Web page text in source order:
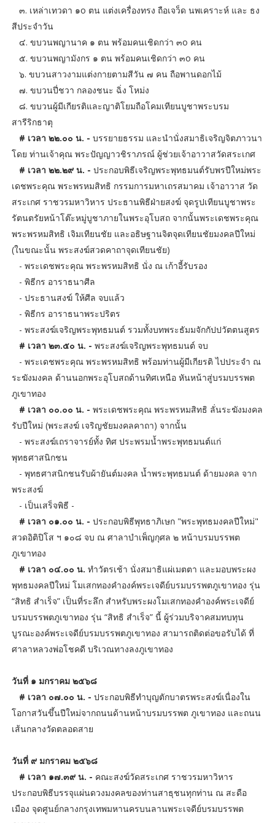
๓. เหล่าเทวดา ๑o ตน แต่งเครื่องทรง ถือเจว็ด นพเคราะห์ และ ธง
สีประจำวัน
๔. ขบวนพญานาค ๑ ตน พร้อมคนเชิดกว่า ๓o คน
๕. ขบวนพญามังกร ๑ ตน พร้อมคนเชิดกว่า ๓o คน
๖. ขบวนสาวงามแต่งกายตามสีวัน ๗ คน ถือพานดอกไม้
๗. ขบวนปี่ชวา กลองชนะ ฉิ่ง โหม่ง
๘. ขบวนผู้มีเกียรติและญาติโยมถือโคมเทียนบูชาพระบรม
สารีริกธาตุ
# เวลา ๒๒.๐๐ น. - บรรยายธรรม และนำนั่งสมาธิเจริญจิตภาวนา
โดย ท่านเจ้าคุณ พระปัญญาวชิราภรณ์ ผู้ช่วยเจ้าอาวาสวัดสระเกศ
# เวลา ๒๒.๒๙ น. - ประกอบพิธีเจริญพระพุทธมนต์รับพรปีใหม่พระ
เดชพระคุณ พระพรหมสิทธิ กรรมการมหาเถรสมาคม เจ้าอาวาส วัด
สระเกศ ราชวรมหาวิหาร ประธานพิธีฝ่ายสงฆ์ จุดรูปเทียนบูชาพระ
รัตนตรัยหน้าโต๊ะหมู่บูชาภายในพระอุโบสถ จากนั้นพระเดชพระคุณ
พระพรหมสิทธิ เจิมเทียนชัย และอธิษฐานจิตจุดเทียนชัยมงคลปีใหม่
(ในขณะนั้น พระสงฆ์สวดคาถาจุดเทียนชัย)
- พระเดชพระคุณ พระพรหมสิทธิ นั่ง ณ เก้าอี้รับรอง
- พิธีกร อาราธนาศีล
- ประธานสงฆ์ ให้ศีล จบแล้ว
- พิธีกร อาราธนาพระปริตร
- พระสงฆ์เจริญพระพุทธมนต์ รวมทั้งบทพระธัมมจักกัปปวัตตนสูตร
# เวลา ๒๓.๕๐ น. - พระสงฆ์เจริญพระพุทธมนต์ จบ
- พระเดชพระคุณ พระพรหมสิทธิ พร้อมท่านผู้มีเกียรติ ไปประจำ ณ
ระฆังมงคล ด้านนอกพระอุโบสถด้านทิศเหนือ หันหน้าสู่บรมบรรพต
ภูเขาทอง
# เวลา ๐๐.๐๐ น. - พระเดชพระคุณ พระพรหมสิทธิ ลั่นระฆังมงคล
รับปีใหม่ (พระสงฆ์ เจริญชัยมงคลคาถา) จากนั้น
- พระสงฆ์เถราจารย์ทั้ง ทิศ ประพรมน้ำพระพุทธมนต์แก่
พุทธศาสนิกชน
- พุทธศาสนิกชนรับผ้ายันต์มงคล น้ำพระพุทธมนต์ ด้ายมงคล จาก
พระสงฆ์
- เป็นเสร็จพิธี -
# เวลา ๐๑.๐๐ น. - ประกอบพิธีพุทธาภิเษก "พระพุทธมงคลปีใหม่"
สวดอิติปิโส ฯ ๑๐๘ จบ ณ ศาลาบำเพ็ญกุศล ๒ หน้าบรมบรรพต
ภูเขาทอง
# เวลา ๐๔.๐๐ น. ทำวัตรเช้า นั่งสมาธิแผ่เมตตา และมอบพระผง
พุทธมงคลปีใหม่ โมเสกทองคำองค์พระเจดีย์บรมบรรพตภูเขาทอง รุ่น
“สิทธิ สำเร็จ” เป็นที่ระลึก สำหรับพระผงโมเสกทองคำองค์พระเจดีย์
บรมบรรพตภูเขาทอง รุ่น “สิทธิ สำเร็จ” นี้ ผู้ร่วมบริจาคสมทบทุน
บูรณะองค์พระเจดีย์บรมบรรพตภูเขาทอง สามารถติดต่อขอรับได้ ที่
ศาลาหลวงพ่อโชคดี บริเวณทางลงภูเขาทอง
วันที่ ๑ มกราคม ๒๕๖๘
# เวลา ๐๗.๐๐ น. - ประกอบพิธีทำบุญตักบาตรพระสงฆ์เนื่องใน
โอกาสวันขึ้นปีใหม่จากถนนด้านหน้าบรมบรรพต ภูเขาทอง และถนน
เส้นกลางวัดตลอดสาย
วันที่ ๙ มกราคม ๒๕๖๘
# เวลา ๑๗.๓๙ น. - คณะสงฆ์วัดสระเกศ ราชวรมหาวิหาร
ประกอบพิธีบรรจุแผ่นดวงมงคลของท่านสาธุชนทุกท่าน ณ สะดือ
เมือง จุดศูนย์กลางกรุงเทพมหานครบนลานพระเจดีย์บรมบรรพต